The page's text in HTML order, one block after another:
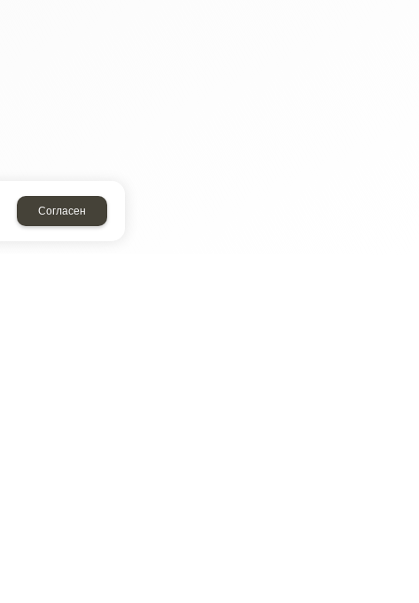
Согласен